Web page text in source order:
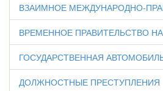
ВЗАИМНОЕ МЕЖДУНАРОДНО-
ВРЕМЕННОЕ ПРАВИТЕЛЬСТВО
ГОСУДАРСТВЕННАЯ
ДОЛЖНОСТНЫЕ ПРЕСТУПЛЕНИЯ